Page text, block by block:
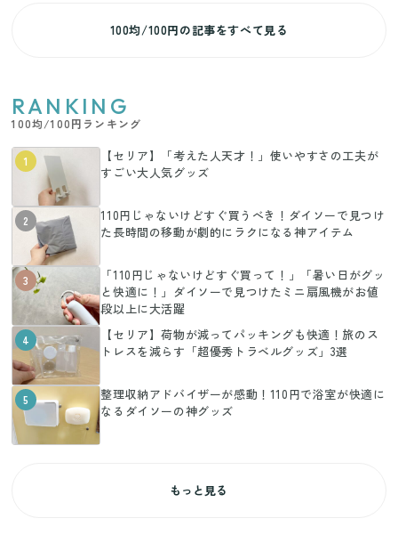
100均/100円の記事をすべて見る
RANKING
100均/100円ランキング
1
【セリア】「考えた人天才！」使いやすさの工夫が
すごい大人気グッズ
2
110円じゃないけどすぐ買うべき！ダイソーで見つけ
た長時間の移動が劇的にラクになる神アイテム
3
「110円じゃないけどすぐ買って！」「暑い日がグッ
と快適に！」ダイソーで見つけたミニ扇風機がお値
段以上に大活躍
4
【セリア】荷物が減ってパッキングも快適！旅のス
トレスを減らす「超優秀トラベルグッズ」3選
5
整理収納アドバイザーが感動！110円で浴室が快適に
なるダイソーの神グッズ
もっと見る